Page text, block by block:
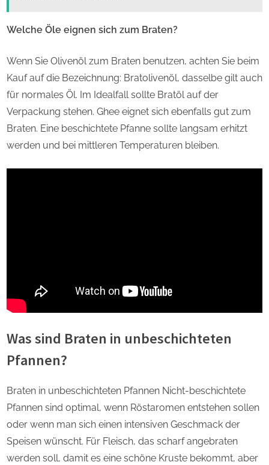
Welche Öle eignen sich zum Braten?
Wenn Sie Olivenöl zum Braten benutzen, achten Sie beim
Kauf auf die Bezeichnung: Bratolivenöl, dasselbe gilt auch
für normales Öl. Im Idealfall sollte Bratöl auf der
Verpackung stehen. Ghee eignet sich ebenfalls gut zum
Braten. Eine beschichtete Pfanne sollte langsam erhitzt
werden und bei mittleren Temperaturen bleiben.
Was sind Braten in unbeschichteten
Pfannen?
Braten in unbeschichteten Pfannen Nicht-beschichtete
Pfannen sind optimal, wenn Röstaromen entstehen sollen
oder wenn man sich einen intensiven Geschmack der
Speisen wünscht. Für Fleisch, das scharf angebraten
werden soll, damit es eine schöne Kruste bekommt, aber